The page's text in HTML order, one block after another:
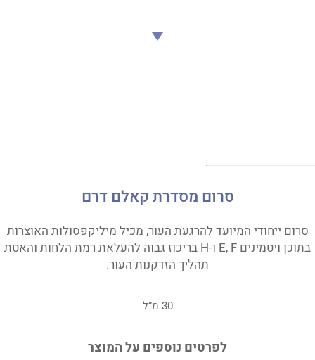
סרום מסדרת קאלם דרם
סרום ייחודי המיועד להרגעת העור, מכיל מיליקפסולות האוצרות
בתוכן ויטמינים E, F ו-H בריכוז גבוה להעלאת רמת הלחות והאטת
תהליך הזדקנות העור.
30 מ”ל
לפרטים נוספים על המוצר